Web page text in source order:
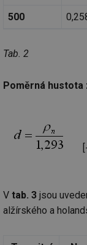
500
Tab. 2
Poměrná hustota
V tab. 3 jsou
alžírského a